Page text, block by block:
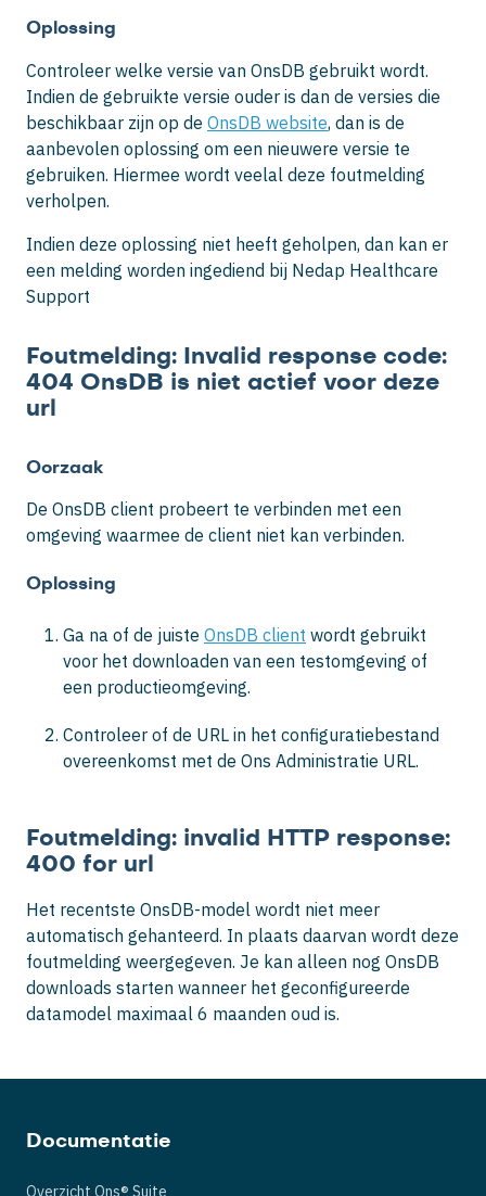
Oplossing
Controleer welke versie van OnsDB gebruikt wordt.
Indien de gebruikte versie ouder is dan de versies die
beschikbaar zijn op de OnsDB website, dan is de
aanbevolen oplossing om een nieuwere versie te
gebruiken. Hiermee wordt veelal deze foutmelding
verholpen.
Indien deze oplossing niet heeft geholpen, dan kan er
een melding worden ingediend bij Nedap Healthcare
Support
Foutmelding: Invalid response code:
404 OnsDB is niet actief voor deze
url
Oorzaak
De OnsDB client probeert te verbinden met een
omgeving waarmee de client niet kan verbinden.
Oplossing
Ga na of de juiste OnsDB client wordt gebruikt
voor het downloaden van een testomgeving of
een productieomgeving.
Controleer of de URL in het configuratiebestand
overeenkomst met de Ons Administratie URL.
Foutmelding: invalid HTTP response:
400 for url
Het recentste OnsDB-model wordt niet meer
automatisch gehanteerd. In plaats daarvan wordt deze
foutmelding weergegeven. Je kan alleen nog OnsDB
downloads starten wanneer het geconfigureerde
datamodel maximaal 6 maanden oud is.
Documentatie
Overzicht Ons® Suite